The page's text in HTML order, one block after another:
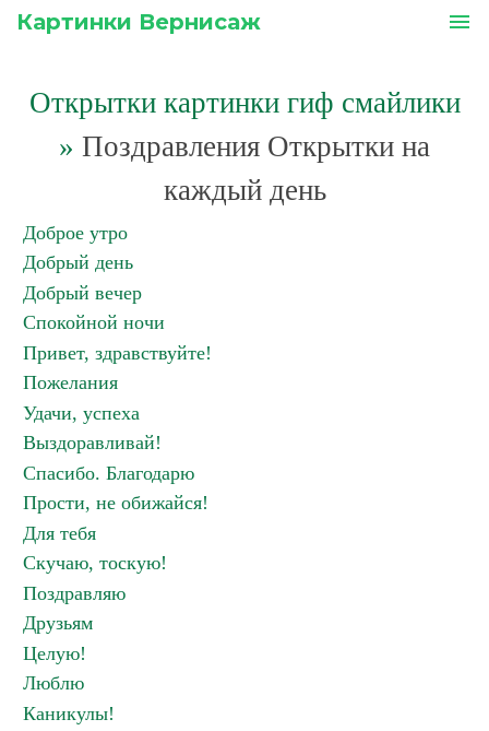
Картинки Вернисаж menu
Открытки картинки гиф смайлики
» Поздравления Открытки на
каждый день
Доброе утро
Добрый день
Добрый вечер
Спокойной ночи
Привет, здравствуйте!
Пожелания
Удачи, успеха
Выздоравливай!
Спасибо. Благодарю
Прости, не обижайся!
Для тебя
Скучаю, тоскую!
Поздравляю
Друзьям
Целую!
Люблю
Каникулы!